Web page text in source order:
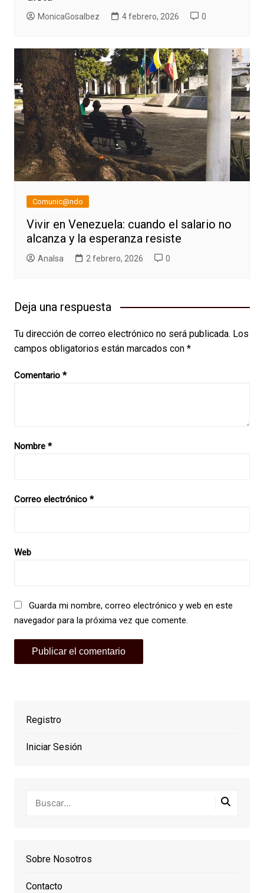
MonicaGosalbez 4 febrero, 2026 0
Comunic@ndo
Vivir en Venezuela: cuando el salario no
alcanza y la esperanza resiste
AnaIsa 2 febrero, 2026 0
Deja una respuesta
Tu dirección de correo electrónico no será publicada. Los
campos obligatorios están marcados con *
Comentario *
Nombre *
Correo electrónico *
Web
Guarda mi nombre, correo electrónico y web en este
navegador para la próxima vez que comente.
Registro
Iniciar Sesión
Sobre Nosotros
Contacto